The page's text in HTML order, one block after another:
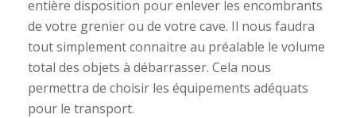
entière disposition pour enlever les encombrants
de votre grenier ou de votre cave. Il nous faudra
tout simplement connaitre au préalable le volume
total des objets à débarrasser. Cela nous
permettra de choisir les équipements adéquats
pour le transport.